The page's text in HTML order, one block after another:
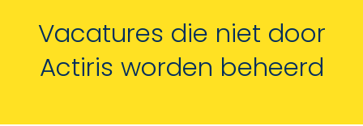
Vacatures die niet door
Actiris worden beheerd